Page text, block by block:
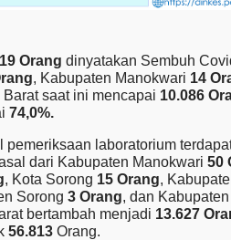
Orang dinyatakan Sembuh
, Kabupaten Manokwari 14
saat ini mencapai 10.086
74,0%.
pemeriksaan laboratorium
dari Kabupaten Manokwari 50
, Kota Sorong 15 Orang,
Sorong 3 Orang, dan
bertambah menjadi 13.627
56.813 Orang.